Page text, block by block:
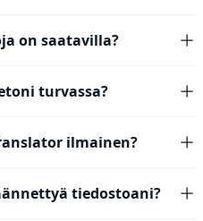
on saatavilla?
turvassa?
ilmainen?
tiedostoani?